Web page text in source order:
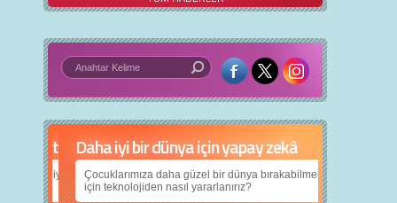
Daha iyi bir dünya için yapay zekâ
Çocuklarımıza daha güzel bir dünya bırakabilmek
için teknolojiden nasıl yararlanırız?